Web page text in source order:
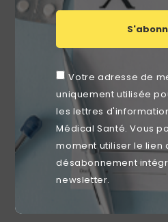
Votre adresse de
uniquement utilisée
les lettres
Médical Santé. Vous
moment utiliser le lien
désabonnement
newsletter.
Set De Pose De Stérilet
Prix
59,50